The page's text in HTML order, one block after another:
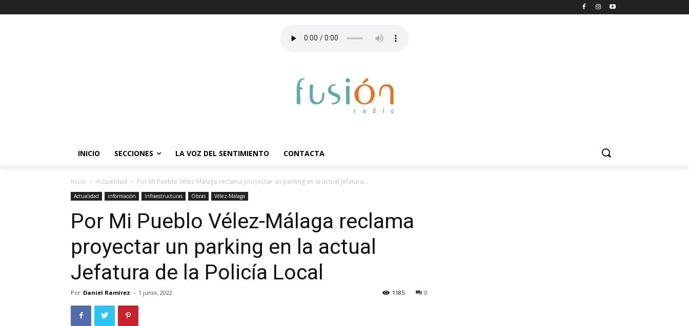
INICIO SECCIONES LA VOZ DEL SENTIMIENTO CONTACTA
Inicio Actualidad Por Mi Pueblo Vélez-Málaga reclama proyectar un parking en la actual Jefatura...
Actualidad información Infraestructuras Obras Vélez-Málaga
Por Mi Pueblo Vélez-Málaga reclama
proyectar un parking en la actual
Jefatura de la Policía Local
Por Daniel Ramírez - 1 junio, 2022 0
1185